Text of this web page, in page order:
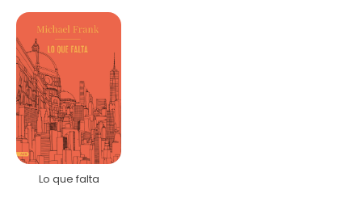
Lo que falta